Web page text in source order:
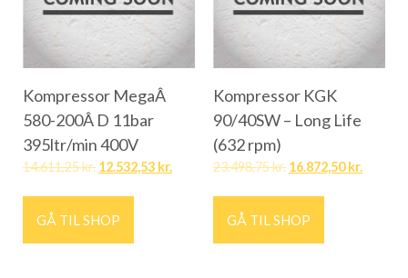
Kompressor MegaÂ
580-200Â D 11bar
395ltr/min 400V
14.611,25kr. 12.532,53 kr.
GÅ TIL SHOP
Kompressor KGK
90/40SW – Long Life
(632 rpm)
23.498,75kr. 16.872,50kr.
GÅ TIL SHOP